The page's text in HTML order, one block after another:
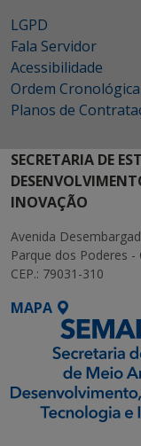
LGPD
Fala Servidor
Acessibilidade
Ordem
Planos de
SECRETARIA DE
INOVAÇÃO
Avenida
Parque dos Poderes
CEP.: 79031-310
MAPA